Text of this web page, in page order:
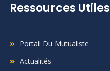
Ressources Utiles
Portail Du Mutualiste
Actualités